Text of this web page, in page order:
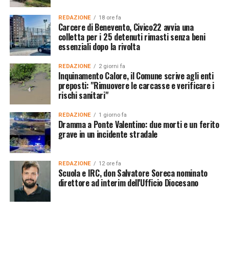
REDAZIONE 18 ore fa
Carcere di Benevento, Civico22 avvia una
colletta per i 25 detenuti rimasti senza beni
essenziali dopo la rivolta
REDAZIONE 2 giorni fa
Inquinamento Calore, il Comune scrive agli enti
preposti: "Rimuovere le carcasse e verificare i
rischi sanitari"
REDAZIONE 1 giorno fa
Dramma a Ponte Valentino: due morti e un ferito
grave in un incidente stradale
REDAZIONE 12 ore fa
Scuola e IRC, don Salvatore Soreca nominato
direttore ad interim dell'Ufficio Diocesano